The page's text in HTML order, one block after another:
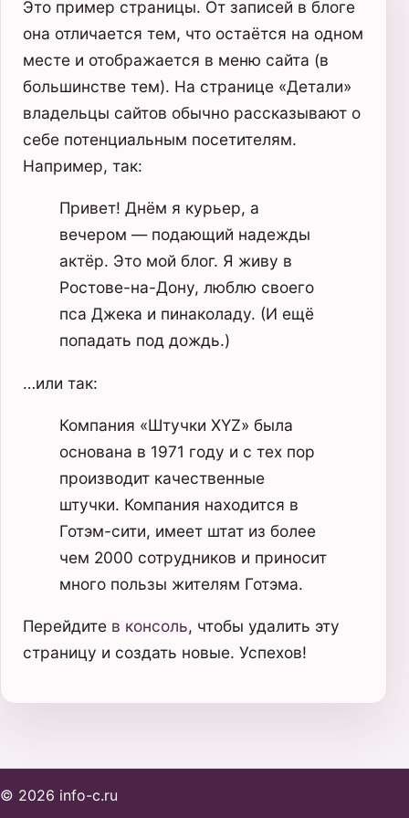
Это пример страницы. От записей в блоге
она отличается тем, что остаётся на одном
месте и отображается в меню сайта (в
большинстве тем). На странице «Детали»
владельцы сайтов обычно рассказывают о
себе потенциальным посетителям.
Например, так:
Привет! Днём я курьер, а
вечером — подающий надежды
актёр. Это мой блог. Я живу в
Ростове-на-Дону, люблю своего
пса Джека и пинаколаду. (И ещё
попадать под дождь.)
…или так:
Компания «Штучки XYZ» была
основана в 1971 году и с тех пор
производит качественные
штучки. Компания находится в
Готэм-сити, имеет штат из более
чем 2000 сотрудников и приносит
много пользы жителям Готэма.
Перейдите в консоль, чтобы удалить эту
страницу и создать новые. Успехов!
© 2026 info-c.ru